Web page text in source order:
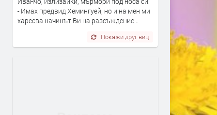
- Имах предвид Хемингуей, но и на мен ми
харесва начинът Ви на разсъждение...
Покажи друг виц